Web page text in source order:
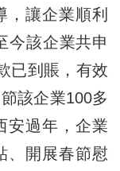
，讓企業順利
今該企業共申
已到賬，有效
該企業100多
安過年，企業
、開展春節慰